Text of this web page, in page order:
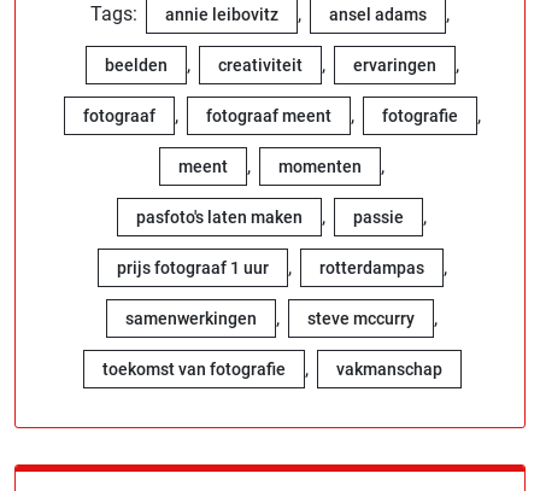
Tags: annie leibovitz , ansel adams ,
beelden , creativiteit , ervaringen ,
fotograaf , fotograaf meent , fotografie ,
meent , momenten ,
pasfoto's laten maken , passie ,
prijs fotograaf 1 uur , rotterdampas ,
samenwerkingen , steve mccurry ,
toekomst van fotografie , vakmanschap